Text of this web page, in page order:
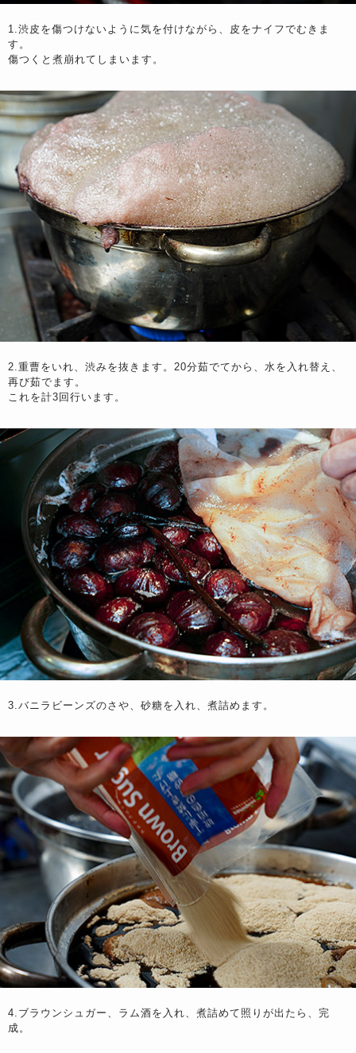
1.渋皮を傷つけないように気を付けながら、皮をナイフでむきま
す。
傷つくと煮崩れてしまいます。
2.重曹をいれ、渋みを抜きます。20分茹でてから、水を入れ替え、
再び茹でます。
これを計3回行います。
3.バニラビーンズのさや、砂糖を入れ、煮詰めます。
4.ブラウンシュガー、ラム酒を入れ、煮詰めて照りが出たら、完
成。